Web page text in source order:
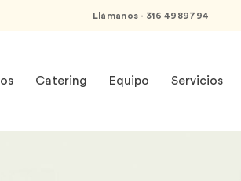
Llámanos - 316 4989794
Catering Equipo Servicios